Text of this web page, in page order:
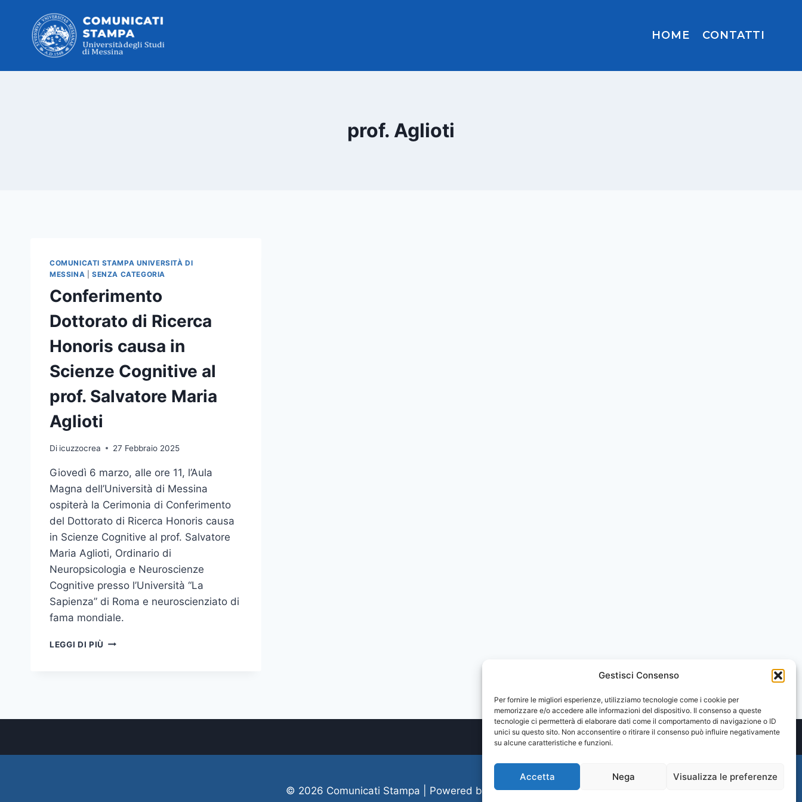
Gestisci Consenso
Per fornire le migliori esperienze, utilizziamo tecnologie come i cookie per
memorizzare e/o accedere alle informazioni del dispositivo. Il consenso a queste
tecnologie ci permetterà di elaborare dati come il comportamento di navigazione o ID
unici su questo sito. Non acconsentire o ritirare il consenso può influire negativamente
su alcune caratteristiche e funzioni.
Accetta Nega Visualizza le preferenze
contenuto
HOME CONTATTI
prof. Aglioti
COMUNICATI STAMPA UNIVERSITÀ DI
MESSINA
SENZA CATEGORIA
Conferimento
Dottorato di Ricerca
Honoris causa in
Scienze Cognitive al
prof. Salvatore Maria
Aglioti
Di icuzzocrea 27 Febbraio 2025
Giovedì 6 marzo, alle ore 11, l’Aula
Magna dell’Università di Messina
ospiterà la Cerimonia di Conferimento
del Dottorato di Ricerca Honoris causa
in Scienze Cognitive al prof. Salvatore
Maria Aglioti, Ordinario di
Neuropsicologia e Neuroscienze
Cognitive presso l’Università “La
Sapienza” di Roma e neuroscienziato di
fama mondiale.
LEGGI DI PIÙ CONFERIMENTO
AL
© 2026 Comunicati Stampa | Powered by CIAM